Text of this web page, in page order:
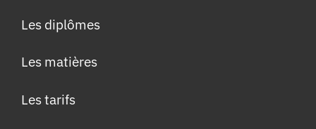
Les diplômes
Les matières
Les tarifs